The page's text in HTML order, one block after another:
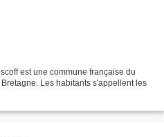
est une commune française du
Les habitants s'appellent les